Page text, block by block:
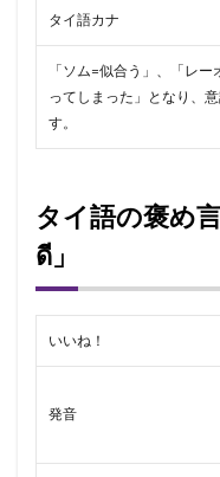
タイ語カナ
「ソム=似合う」、「レ
ってしまった」となり、
す。
タイ語の褒め
ดี」
いいね！
発音